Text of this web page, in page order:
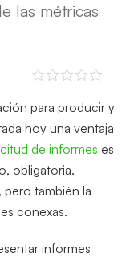
las métricas
para producir y
hoy una ventaja
de informes es
obligatoria.
también la
conexas.
informes